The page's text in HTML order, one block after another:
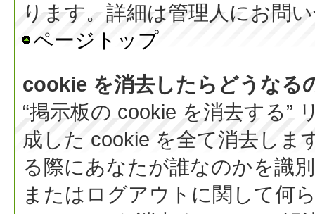
ります。詳細は管理人にお問
ページトップ
cookie を消去したらどうなる
“掲示板の cookie を消去する”
成した cookie を全て消去しま
る際にあなたが誰なのかを識
またはログアウトに関して何